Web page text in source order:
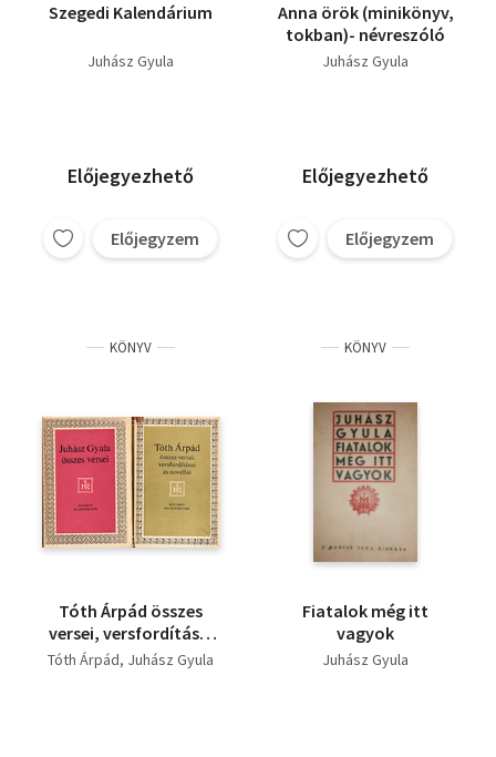
Szegedi Kalendárium
Juhász Gyula
Előjegyezhető
Előjegyzem
Anna örök (minikönyv,
tokban)- névreszóló
Juhász Gyula
Előjegyezhető
Előjegyzem
KÖNYV
Tóth Árpád összes
versei, versfordításai
és novellái + Juhász
Tóth Árpád Juhász Gyula
KÖNYV
Fiatalok még itt
vagyok
Juhász Gyula